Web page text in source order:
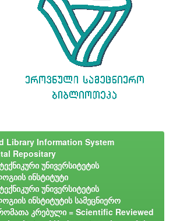
Library Information System
Repositary
უნივერსიტეტის
ინსტიტუტი
უნივერსიტეტის
ინსტიტუტის სამეცნიერო
კრებული = Scientific Reviewed